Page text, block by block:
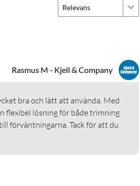
och örontrimmer)
Relevans
Rasmus M - Kjell & Company
flexibel lösning för både trimning
förväntningarna. Tack för att du